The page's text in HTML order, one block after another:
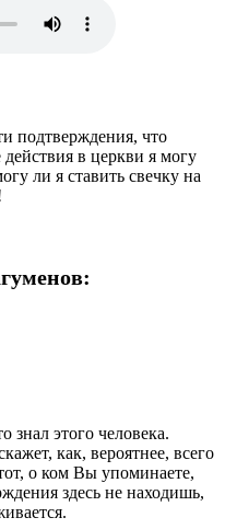
подтверждения, что
в церкви я могу
ли я ставить свечку на
знал этого человека.
как, вероятнее, всего
о ком Вы упоминаете,
здесь не находишь,